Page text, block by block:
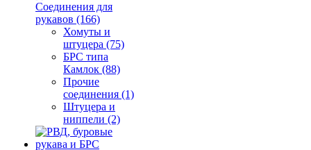
Соединения для
рукавов (166)
Хомуты и
штуцера (75)
БРС типа
Камлок (88)
Прочие
соединения (1)
Штуцера и
ниппели (2)